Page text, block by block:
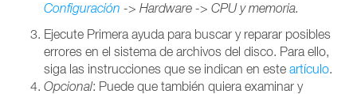
Configuración -> Hardware -> CPU y memoria.
Ejecute Primera ayuda para buscar y reparar posibles
errores en el sistema de archivos del disco. Para ello,
siga las instrucciones que se indican en este artículo.
Opcional: Puede que también quiera examinar y